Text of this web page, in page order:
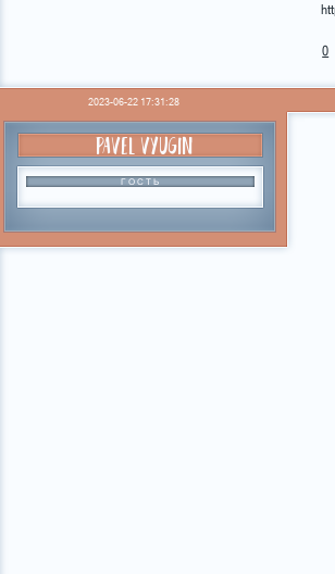
0
2023-06-22 17:31:28
PAVEL VYUGIN
ГОСТЬ